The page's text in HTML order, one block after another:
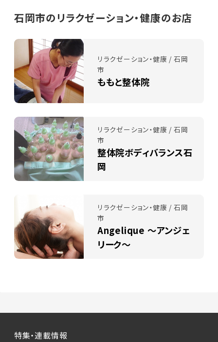
石岡市のリラクゼーション・健康のお店
リラクゼーション・健康 / 石岡
市
ももと整体院
リラクゼーション・健康 / 石岡
市
整体院ボディバランス石
岡
リラクゼーション・健康 / 石岡
市
Angelique ～アンジェ
リーク～
特集・連載情報